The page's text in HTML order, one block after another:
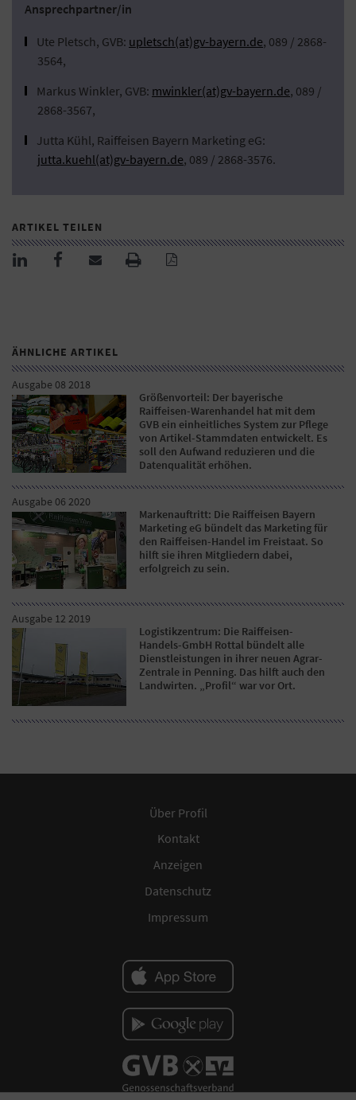
Ansprechpartner/in
Ute Pletsch, GVB: upletsch(at)gv-bayern.de, 089 / 2868-
3564,
Markus Winkler, GVB: mwinkler(at)gv-bayern.de, 089 /
2868-3567,
Jutta Kühl, Raiffeisen Bayern Marketing eG:
jutta.kuehl(at)gv-bayern.de, 089 / 2868-3576.
ARTIKEL TEILEN
ÄHNLICHE ARTIKEL
Ausgabe 08 2018
Größenvorteil: Der bayerische
Raiffeisen-Warenhandel hat mit dem
GVB ein einheitliches System zur Pflege
von Artikel-Stammdaten entwickelt. Es
soll den Aufwand reduzieren und die
Datenqualität erhöhen.
Ausgabe 06 2020
Markenauftritt: Die Raiffeisen Bayern
Marketing eG bündelt das Marketing für
den Raiffeisen-Handel im Freistaat. So
hilft sie ihren Mitgliedern dabei,
erfolgreich zu sein.
Ausgabe 12 2019
Logistikzentrum: Die Raiffeisen-
Handels-GmbH Rottal bündelt alle
Dienstleistungen in ihrer neuen Agrar-
Zentrale in Penning. Das hilft auch den
Landwirten. „Profil“ war vor Ort.
Über Profil
Kontakt
Anzeigen
Datenschutz
Impressum